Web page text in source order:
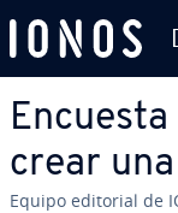
crear
Equipo editorial de